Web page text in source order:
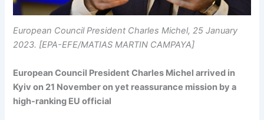
European Council President Charles Michel, 25 January
2023. [EPA-EFE/MATIAS MARTIN CAMPAYA]
European Council President Charles Michel arrived in
Kyiv on 21 November on yet reassurance mission by a
high-ranking EU official